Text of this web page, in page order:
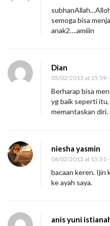
semoga bisa
anak2….amiiin
Dian
05/02/2013 at 15:59
Berharap bisa
yg baik seperti
memantaskan
niesha yasmin
06/02/2013 at 15:31
bacaan keren. Ijin
ke ayah saya.
anis yuni